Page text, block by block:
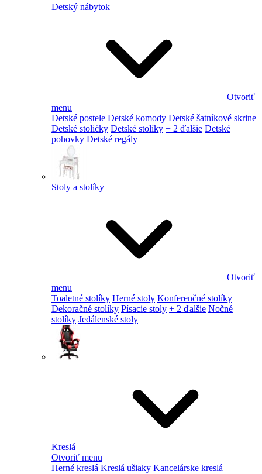
Detský nábytok
Otvoriť
menu
Detské postele Detské komody Detské šatníkové skrine
Detské stoličky Detské stolíky + 2 ďalšie Detské
pohovky Detské regály
Stoly a stolíky
Otvoriť
menu
Toaletné stolíky Herné stoly Konferenčné stolíky
Dekoračné stolíky Písacie stoly + 2 ďalšie Nočné
stolíky Jedálenské stoly
Kreslá
Otvoriť menu
Herné kreslá Kreslá ušiaky Kancelárske kreslá